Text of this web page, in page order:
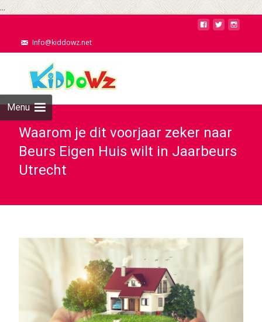
...
Info@kiddowz.net
Menu
Waarom je dit voorjaar zeker naar
Beurs Eigen Huis wilt in Jaarbeurs
Utrecht